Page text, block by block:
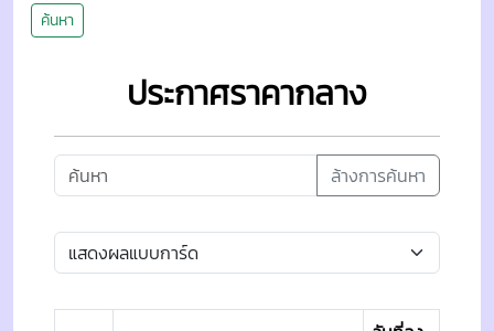
ค้นหา
ประกาศราคากลาง
ล้างการค้นหา